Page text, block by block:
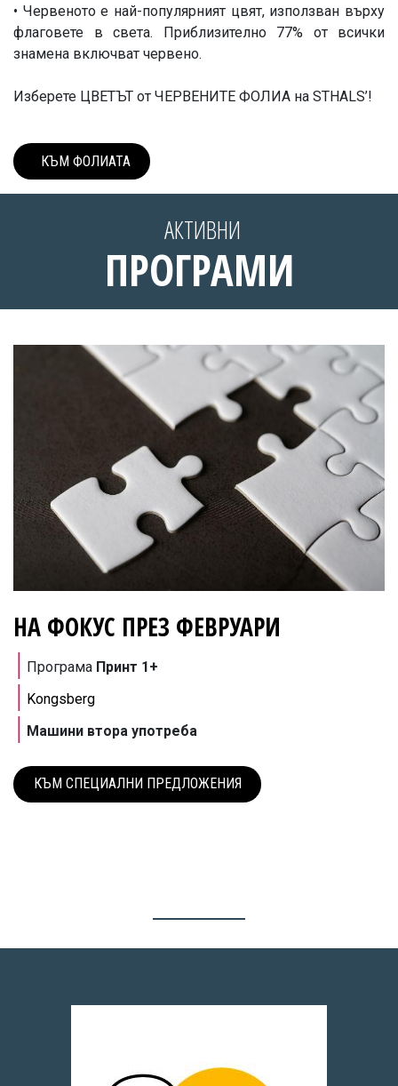
• Червеното е най-популярният цвят, използван върху
флаговете в света. Приблизително 77% от всички
знамена включват червено.
Изберете ЦВЕТЪТ от ЧЕРВЕНИТЕ ФОЛИА на STHALS’!
КЪМ ФОЛИ​​АТА
АКТИВНИ
ПРОГРАМИ
НА ФОКУС ПРЕЗ ФЕВРУАРИ
Програма Принт 1+
Kongsberg
Машини втора употреба
КЪМ СПЕЦИАЛНИ ПРЕДЛОЖЕНИЯ